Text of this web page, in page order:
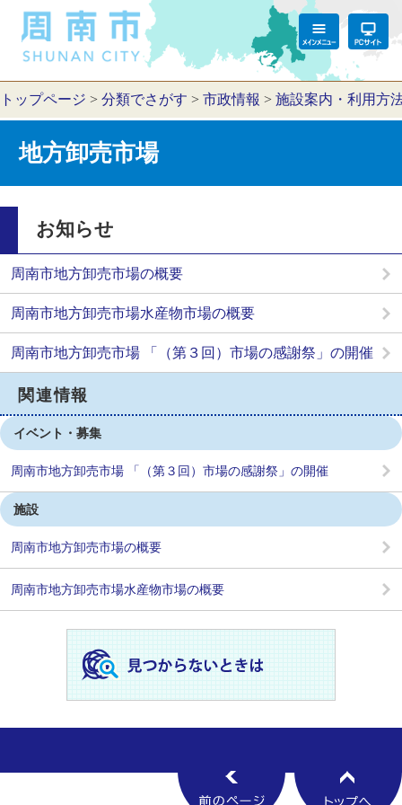
トップページ > 分類でさがす > 市政情報 > 施設案内・利用方
地方卸売市場
お知らせ
周南市地方卸売市場の概要
周南市地方卸売市場水産物市場の概要
周南市地方卸売市場 「（第３回）市場の感謝祭」の開催
関連情報
イベント・募集
周南市地方卸売市場 「（第３回）市場の感謝祭」の開催
施設
周南市地方卸売市場の概要
周南市地方卸売市場水産物市場の概要